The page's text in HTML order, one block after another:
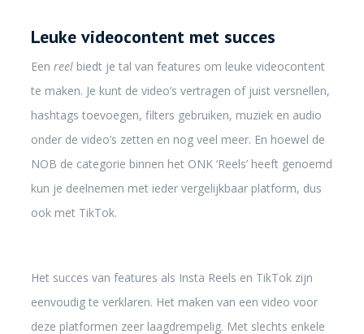
Leuke videocontent met succes
Een reelbiedt je tal van features om leuke videocontent
te maken. Je kunt de video’s vertragen of juist versnellen,
hashtags toevoegen, filters gebruiken, muziek en audio
onder de video’s zetten en nog veel meer. En hoewel de
NOB de categorie binnen het ONK ‘Reels’ heeft genoemd
kun je deelnemen met ieder vergelijkbaar platform, dus
ook met TikTok.
Het succes van features als Insta Reels en TikTok zijn
eenvoudig te verklaren. Het maken van een video voor
deze platformen zeer laagdrempelig. Met slechts enkele